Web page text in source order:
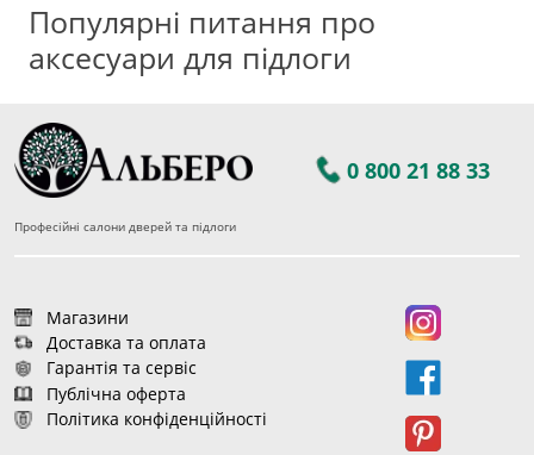
Популярні питання про
аксесуари для підлоги
0 800 21 88 33
Професійні салони дверей та підлоги
Магазини
Доставка та оплата
Гарантія та сервіс
Публічна оферта
Політика конфіденційності